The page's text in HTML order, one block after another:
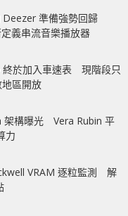
Deezer 準備強勢回歸
義串流音樂播放器
於加入車速表 現階段只
區開放
架構曝光 Vera Rubin 平
力
VRAM 逐粒監測 解